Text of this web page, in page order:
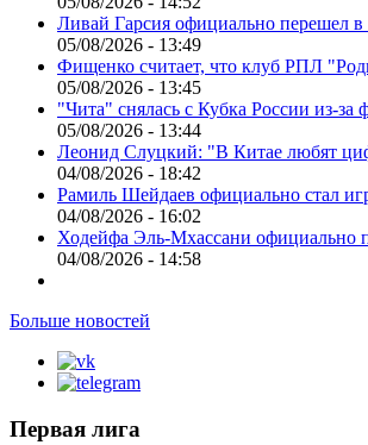
Ливай Гарсия официально перешел
05/08/2026 - 13:49
Фищенко считает, что клуб РПЛ
05/08/2026 - 13:45
"Чита" снялась с Кубка России из-
05/08/2026 - 13:44
Леонид Слуцкий: "В Китае любят
04/08/2026 - 18:42
Рамиль Шейдаев официально стал
04/08/2026 - 16:02
Ходейфа Эль-Мхассани официально
04/08/2026 - 14:58
Больше новостей
Первая лига